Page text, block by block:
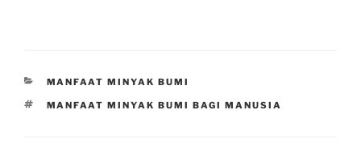
CATEGORIES
MANFAAT MINYAK BUMI
TAGS
MANFAAT MINYAK BUMI BAGI MANUSIA